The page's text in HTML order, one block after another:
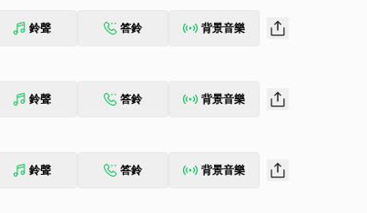
鈴聲 答鈴 背景音樂
鈴聲 答鈴 背景音樂
鈴聲 答鈴 背景音樂